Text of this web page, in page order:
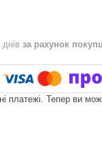
за рахунок
платежі. Тепер ви